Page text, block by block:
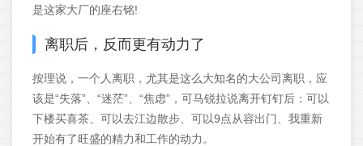
是这家大厂的座右铭!
离职后，反而更有动力了
按理说，一个人离职，尤其是这么大知名的大公司离职，应
该是“失落”、“迷茫”、“焦虑”，可马锐拉说离开钉钉后：可以
下楼买喜茶、可以去江边散步、可以9点从容出门、我重新
开始有了旺盛的精力和工作的动力。